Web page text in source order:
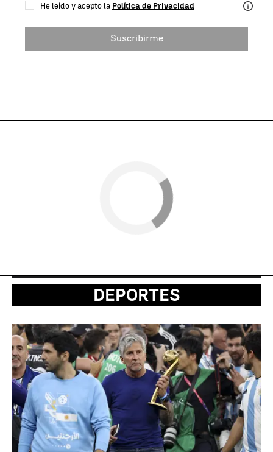
He leído y acepto la Política de Privacidad
Suscribirme
DEPORTES